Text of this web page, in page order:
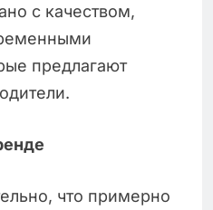
с качеством,
предлагают
что примерно